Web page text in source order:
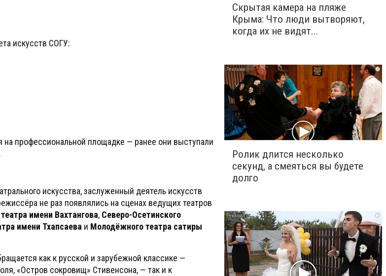
искусств СОГУ:
на профессиональной площадке — ранее они выступали
.
искусства, заслуженный деятель искусств
не раз появлялись на сценах ведущих театров
имени Вахтангова, Северо-Осетинского
имени Тхапсаева и Молодёжного театра сатиры
как к русской и зарубежной классике —
«Остров сокровищ» Стивенсона, — так и к
Скрытая камера на пляже
Крыма: Что люди вытворяют,
когда их не видят...
i
Ролик длится несколько
секунд, а смеяться вы будете
долго
i